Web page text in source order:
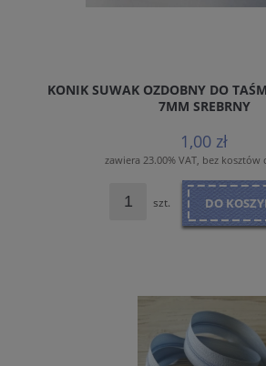
KONIK SUWAK OZDOBNY DO
7MM SREBRNY
1,00 zł
zawiera 23.00% VAT, bez kosztów
szt. DO